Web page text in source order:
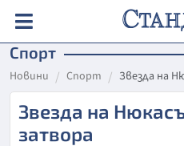
Спорт
Новини Спорт Звезда на
Звезда на
затвора